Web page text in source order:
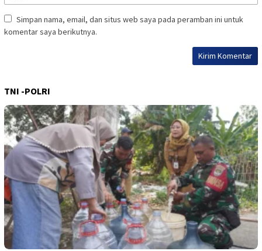
Simpan nama, email, dan situs web saya pada peramban ini untuk
komentar saya berikutnya.
TNI -POLRI